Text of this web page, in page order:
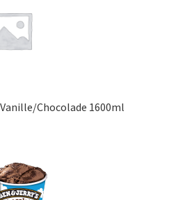
Chocolade 1600ml